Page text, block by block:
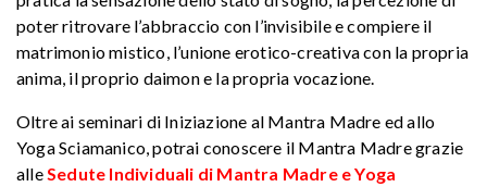
poter ritrovare l’abbraccio con l’invisibile e compiere il
matrimonio mistico, l’unione erotico-creativa con la propria
anima, il proprio daimon e la propria vocazione.
Oltre ai seminari di Iniziazione al Mantra Madre ed allo
Yoga Sciamanico, potrai conoscere il Mantra Madre grazie
alleSedute Individuali di Mantra Madre e Yoga